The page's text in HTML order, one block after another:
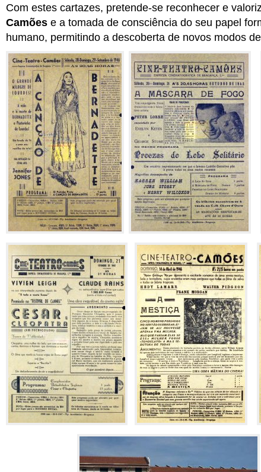
Com estes cartazes, pretende-se reconhecer e
Camões e a tomada de consciência do seu papel
humano, permitindo a descoberta de novos modos